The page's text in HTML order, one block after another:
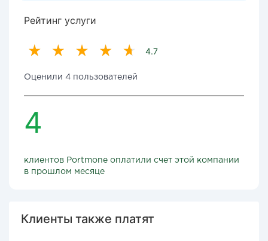
Рейтинг услуги
4.7
Оценили 4 пользователей
4
клиентов Portmone оплатили счет этой компании
в прошлом месяце
Клиенты также платят